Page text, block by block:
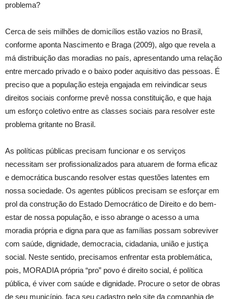
problema?
Cerca de seis milhões de domicílios estão vazios no Brasil,
conforme aponta Nascimento e Braga (2009), algo que revela a
má distribuição das moradias no país, apresentando uma relação
entre mercado privado e o baixo poder aquisitivo das pessoas. É
preciso que a população esteja engajada em reivindicar seus
direitos sociais conforme prevê nossa constituição, e que haja
um esforço coletivo entre as classes sociais para resolver este
problema gritante no Brasil.
As políticas públicas precisam funcionar e os serviços
necessitam ser profissionalizados para atuarem de forma eficaz
e democrática buscando resolver estas questões latentes em
nossa sociedade. Os agentes públicos precisam se esforçar em
prol da construção do Estado Democrático de Direito e do bem-
estar de nossa população, e isso abrange o acesso a uma
moradia própria e digna para que as famílias possam sobreviver
com saúde, dignidade, democracia, cidadania, união e justiça
social. Neste sentido, precisamos enfrentar esta problemática,
pois, MORADIA própria “pro” povo é direito social, é política
pública, é viver com saúde e dignidade. Procure o setor de obras
de seu município, faça seu cadastro pelo site da companhia de